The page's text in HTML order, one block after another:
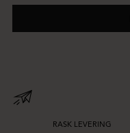
RASK LEVERING